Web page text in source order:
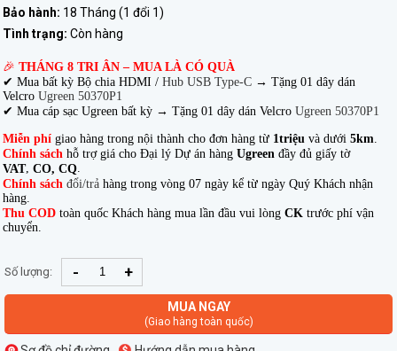
Bảo hành: 18 Tháng (1 đổi 1)
Tình trạng: Còn hàng
🎉 THÁNG 8 TRI ÂN – MUA LÀ CÓ QUÀ
✔ Mua bất kỳ Bộ chia HDMI / Hub USB Type-C → Tặng 01 dây dán
Velcro Ugreen 50370P1
✔ Mua cáp sạc Ugreen bất kỳ → Tặng 01 dây dán Velcro Ugreen 50370P1
Miễn phí giao hàng trong nội thành cho đơn hàng từ 1triệu và dưới 5km.
Chính sách hỗ trợ giá cho Đại lý Dự án hàng Ugreen đầy đủ giấy tờ
VAT, CO, CQ.
Chính sách đổi/trả hàng trong vòng 07 ngày kể từ ngày Quý Khách nhận
hàng.
Thu COD toàn quốc Khách hàng mua lần đầu vui lòng CK trước phí vận
chuyển.
Số lượng: - +
MUA NGAY
(Giao hàng toàn quốc)